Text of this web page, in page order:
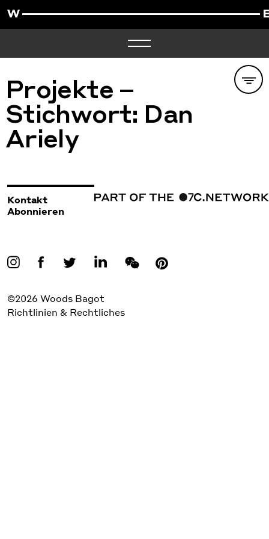
Projekte –
Stichwort: Dan
Ariely
Kontakt
Abonnieren
©2026 Woods Bagot
Richtlinien & Rechtliches